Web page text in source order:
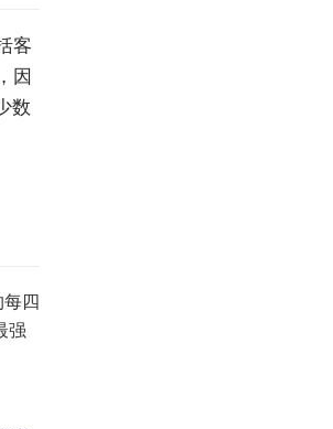
客
因
数
四
强